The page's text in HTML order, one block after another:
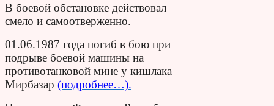
В боевой обстановке действовал
смело и самоотверженно.
01.06.1987 года погиб в бою при
подрыве боевой машины на
противотанковой мине у кишлака
Мирбазар (подробнее…).